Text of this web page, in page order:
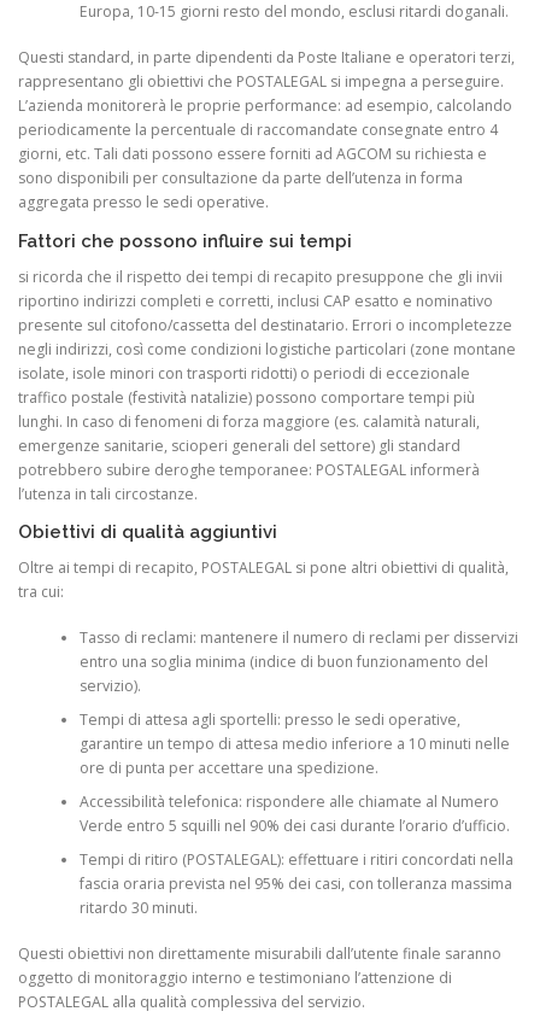
Europa, 10-15 giorni resto del mondo, esclusi ritardi doganali.
Questi standard, in parte dipendenti da Poste Italiane e operatori terzi,
rappresentano gli obiettivi che POSTALEGAL si impegna a perseguire.
L’azienda monitorerà le proprie performance: ad esempio, calcolando
periodicamente la percentuale di raccomandate consegnate entro 4
giorni, etc. Tali dati possono essere forniti ad AGCOM su richiesta e
sono disponibili per consultazione da parte dell’utenza in forma
aggregata presso le sedi operative.
Fattori che possono influire sui tempi
si ricorda che il rispetto dei tempi di recapito presuppone che gli invii
riportino indirizzi completi e corretti, inclusi CAP esatto e nominativo
presente sul citofono/cassetta del destinatario. Errori o incompletezze
negli indirizzi, così come condizioni logistiche particolari (zone montane
isolate, isole minori con trasporti ridotti) o periodi di eccezionale
traffico postale (festività natalizie) possono comportare tempi più
lunghi. In caso di fenomeni di forza maggiore (es. calamità naturali,
emergenze sanitarie, scioperi generali del settore) gli standard
potrebbero subire deroghe temporanee: POSTALEGAL informerà
l’utenza in tali circostanze.
Obiettivi di qualità aggiuntivi
Oltre ai tempi di recapito, POSTALEGAL si pone altri obiettivi di qualità,
tra cui:
Tasso di reclami: mantenere il numero di reclami per disservizi
entro una soglia minima (indice di buon funzionamento del
servizio).
Tempi di attesa agli sportelli: presso le sedi operative,
garantire un tempo di attesa medio inferiore a 10 minuti nelle
ore di punta per accettare una spedizione.
Accessibilità telefonica: rispondere alle chiamate al Numero
Verde entro 5 squilli nel 90% dei casi durante l’orario d’ufficio.
Tempi di ritiro (POSTALEGAL): effettuare i ritiri concordati nella
fascia oraria prevista nel 95% dei casi, con tolleranza massima
ritardo 30 minuti.
Questi obiettivi non direttamente misurabili dall’utente finale saranno
oggetto di monitoraggio interno e testimoniano l’attenzione di
POSTALEGAL alla qualità complessiva del servizio.